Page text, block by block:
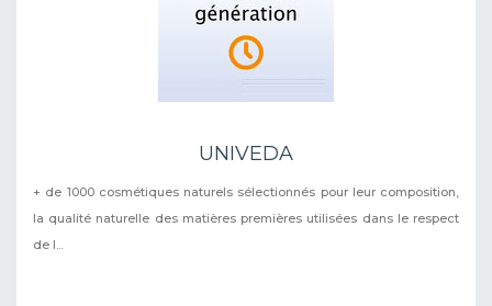
UNIVEDA
+ de 1000 cosmétiques naturels sélectionnés pour leur composition,
la qualité naturelle des matières premières utilisées dans le respect
de l...